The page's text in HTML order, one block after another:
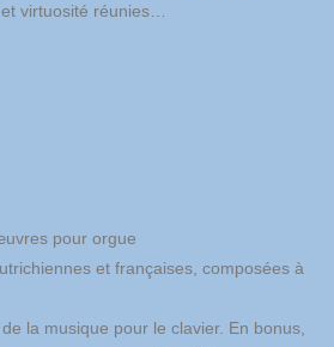
virtuosité réunies…
pour orgue
et françaises, composées à
la musique pour le clavier. En bonus,